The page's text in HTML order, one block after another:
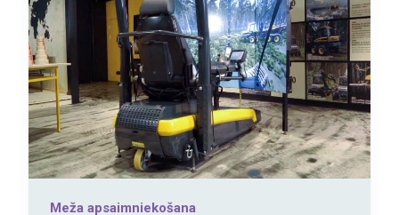
Meža apsaimniekošana